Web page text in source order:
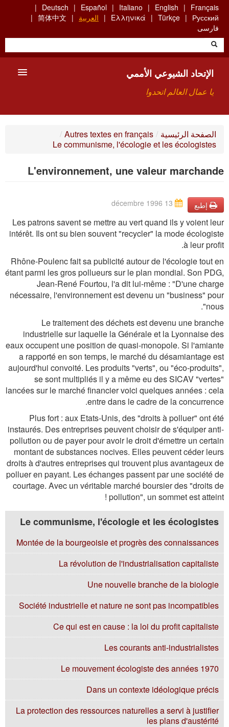
Skip
main
content
Français
English
Italiano
Español
Deutsch
Русский
Türkçe
Ελληνικά العربية
简体中文
فارسی
الإتحاد الشيوعي الأممي
يا عمال العالم اتحدوا
من نحن؟
بحث
الصفحة الرئيسية /
Autres textes en français
/
Le communisme, l'écologie et les écologistes
L'environnement, une valeur marchande
إطبع
Les patrons savent se mettre au vert quand ils y voient leur
intérêt. Ils ont su bien souvent "recycler" la mode écologiste
à leur profit.
Rhône-Poulenc fait sa publicité autour de l'écologie tout en
étant parmi les gros pollueurs sur le plan mondial. Son PDG,
Jean-René Fourtou, l'a dit lui-même : "D'une charge
nécessaire, l'environnement est devenu un "business" pour
nous".
Le traitement des déchets est devenu une branche
industrielle sur laquelle la Générale et la Lyonnaise des
eaux occupent une position de quasi-monopole. Si l'amiante
a rapporté en son temps, le marché du désamiantage est
aujourd'hui convoité. Les produits "verts", ou "éco-produits",
se sont multipliés il y a même eu des SICAV "vertes"
lancées sur le marché financier voici quelques années : cela
entre dans le cadre de la concurrence.
Plus fort : aux Etats-Unis, des "droits à polluer" ont été
instaurés. Des entreprises peuvent choisir de s'équiper anti-
pollution ou de payer pour avoir le droit d'émettre un certain
montant de substances nocives. Elles peuvent céder leurs
droits à d'autres entreprises qui trouvent plus avantageux de
polluer en payant. Les échanges passent par une société de
courtage. Avec un véritable marché boursier des "droits de
pollution", un sommet est atteint !
Le communisme, l'écologie et les écologistes
Montée de la bourgeoisie et progrès des connaissances
La révolution de l'industrialisation capitaliste
Une nouvelle branche de la biologie
Société industrielle et nature ne sont pas incompatibles
Ce qui est en cause : la loi du profit capitaliste
Les courants anti-industrialistes
Le mouvement écologiste des années 1970
Dans un contexte idéologique précis
La protection des ressources naturelles a servi à justifier
les plans d'austérité